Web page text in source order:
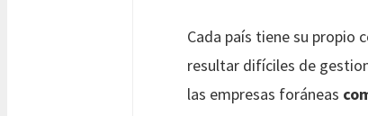
Cada país tiene su propio
resultar difíciles de
las empresas foráneas